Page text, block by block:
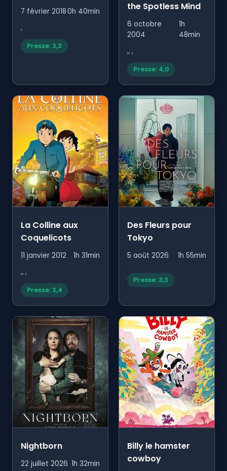
7 février 20180h 40min
,
Presse: 3,3
the Spotless Mind
6 octobre
2004
1h
48min
,, ,
Presse: 4,0
La Colline aux
Coquelicots
11 janvier 2012 1h 31min
,, ,
Presse: 3,4
Des Fleurs pour
Tokyo
5 août 2026 1h 55min
Presse: 3,3
Nightborn
22 juillet 2026 1h 32min
Billy le hamster
cowboy